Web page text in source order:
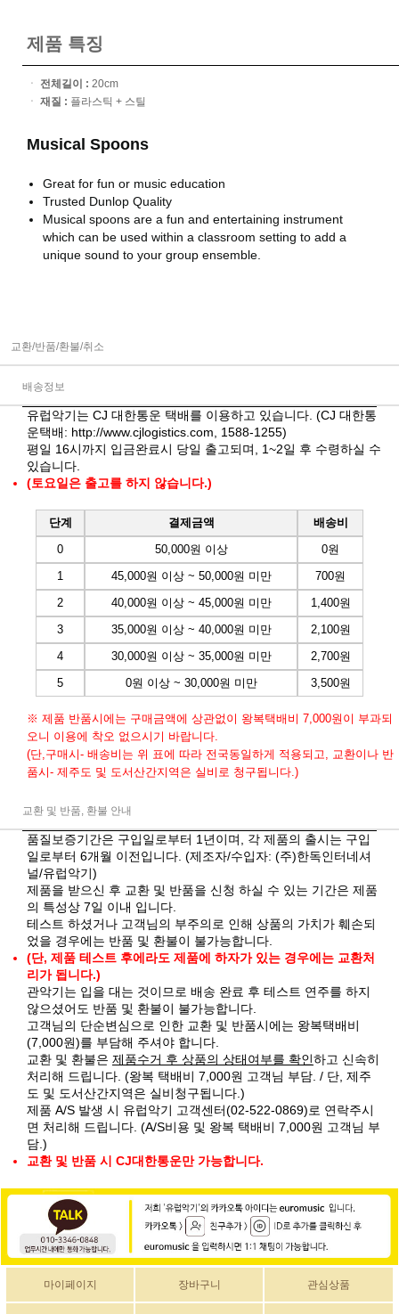
제품 특징
ㆍ 전체길이 : 20cm
ㆍ 재질 : 플라스틱 + 스틸
Musical Spoons
Great for fun or music education
Trusted Dunlop Quality
Musical spoons are a fun and entertaining instrument
which can be used within a classroom setting to add a
unique sound to your group ensemble.
교환/반품/환불/취소
배송정보
유럽악기는 CJ 대한통운 택배를 이용하고 있습니다. (CJ 대한통
운택배: http://www.cjlogistics.com , 1588-1255)
평일 16시까지 입금완료시 당일 출고되며, 1~2일 후 수령하실 수
있습니다.
(토요일은 출고를 하지 않습니다.)
단계 결제금액
배송비
0
50,000원 이상
0원
1
45,000원 이상 ~ 50,000원 미만
700원
2
40,000원 이상 ~ 45,000원 미만
1,400원
3
35,000원 이상 ~ 40,000원 미만
2,100원
4
30,000원 이상 ~ 35,000원 미만
2,700원
5
0원 이상 ~ 30,000원 미만 3,500원
※ 제품 반품시에는 구매금액에 상관없이 왕복택배비 7,000원이 부과되
오니 이용에 착오 없으시기 바랍니다.
(단,구매시- 배송비는 위 표에 따라 전국동일하게 적용되고, 교환이나 반
품시- 제주도 및 도서산간지역은 실비로 청구됩니다.)
교환 및 반품, 환불 안내
품질보증기간은 구입일로부터 1년이며, 각 제품의 출시는 구입
일로부터 6개월 이전입니다. (제조자/수입자: (주)한독인터네셔
널/유럽악기)
제품을 받으신 후 교환 및 반품을 신청 하실 수 있는 기간은 제품
의 특성상 7일 이내 입니다.
테스트 하셨거나 고객님의 부주의로 인해 상품의 가치가 훼손되
었을 경우에는 반품 및 환불이 불가능합니다.
(단, 제품 테스트 후에라도 제품에 하자가 있는 경우에는 교환처
리가 됩니다.)
관악기는 입을 대는 것이므로 배송 완료 후 테스트 연주를 하지
않으셨어도 반품 및 환불이 불가능합니다.
고객님의 단순변심으로 인한 교환 및 반품시에는 왕복택배비
(7,000원)를 부담해 주셔야 합니다.
교환 및 환불은 제품수거 후 상품의 상태여부를 확인하고 신속히
처리해 드립니다. (왕복 택배비 7,000원 고객님 부담. / 단, 제주
도 및 도서산간지역은 실비청구됩니다.)
제품 A/S 발생 시 유럽악기 고객센터(02-522-0869)로 연락주시
면 처리해 드립니다. (A/S비용 및 왕복 택배비 7,000원 고객님 부
담.)
교환 및 반품 시 CJ대한통운만 가능합니다.
마이페이지 장바구니 관심상품